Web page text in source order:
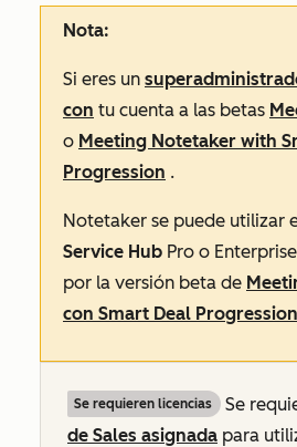
Nota:
Si eres un
con tu cuenta a las betas
o Meeting Notetaker with
Progression .
Notetaker se puede utilizar
Service Hub Pro o Enterprise
por la versión beta de
con Smart Deal Progression
Se requieren licencias Se
de Sales asignada para